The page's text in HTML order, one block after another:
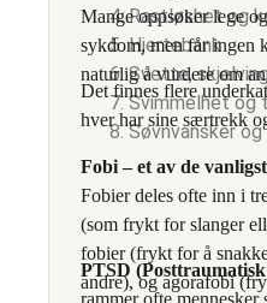
Rastløshet og
Hjertebank
Svette,
Svimmelhet og
Søvnvansker
Mange oppsøker lege
sykdom, men får ingen
naturlig å vurdere om
Det finnes flere
hver har sine særtrekk
Fobi – et av de
Fobier deles ofte inn i
(som frykt for slanger
fobier (frykt for å
andre), og agorafobi
PTSD (Posttraumatisk
rammer ofte mennesker